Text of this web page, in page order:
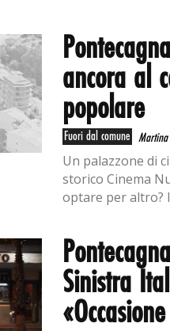
ancora al
popolare
Fuori dal comune Martina
Un palazzone di
storico Cinema
optare per altro?
Sinistra